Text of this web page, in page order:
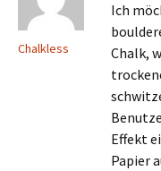
Chalkless
Ich
Chalk,
Effekt
Papier